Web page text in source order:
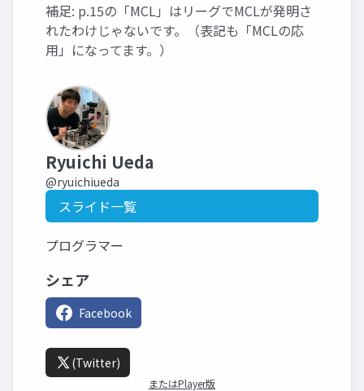
補足: p.15の「MCL」はリーグでMCLが発明さ
れたわけじゃないです。（表記も「MCLの応
用」になってます。）
Ryuichi Ueda
@ryuichiueda
スライド一覧
プログラマー
シェア
Facebook
(Twitter)
またはPlayer版